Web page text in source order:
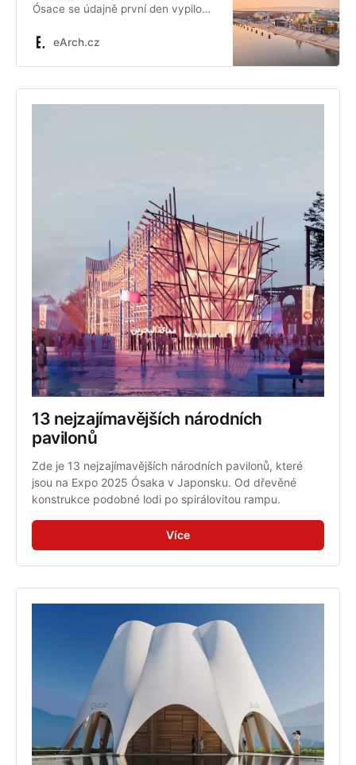
Ósace se údajně první den vypilo
také unikátní architektura, která
eArch.cz
13 nejzajímavějších národních
pavilonů
Zde je 13 nejzajímavějších národních pavilonů, které
jsou na Expo 2025 Ósaka v Japonsku. Od dřevěné
konstrukce podobné lodi po spirálovitou rampu.
Více